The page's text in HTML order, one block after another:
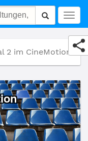
2 im CineMotion